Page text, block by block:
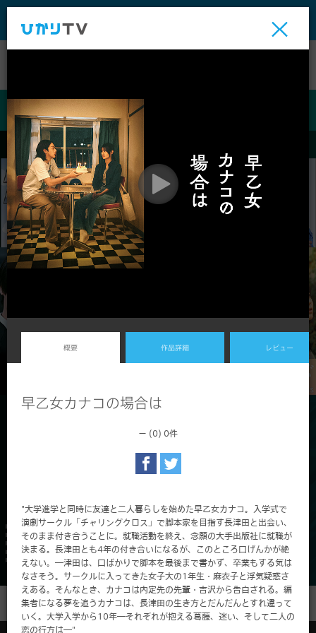
概要 作品詳細 レビュー
早乙女カナコの場合は
－ (0) 0件
"大学進学と同時に友達と二人暮らしを始めた早乙女カナコ。入学式で
演劇サークル「チャリングクロス」で脚本家を目指す長津田と出会い、
そのまま付き合うことに。就職活動を終え、念願の大手出版社に就職が
決まる。長津田とも4年の付き合いになるが、このところ口げんかが絶
えない。―津田は、口ばかりで脚本を最後まで書かず、卒業もする気は
なさそう。サークルに入ってきた女子大の1年生・麻衣子と浮気疑惑さ
えある。そんなとき、カナコは内定先の先輩・吉沢から告白される。編
集者になる夢を追うカナコは、長津田の生き方とだんだんとすれ違って
いく。大学入学から10年―それぞれが抱える葛藤、迷い、そして二人の
恋の行方は―"